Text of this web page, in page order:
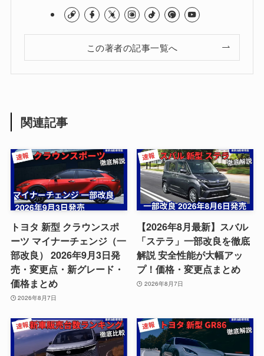
この著者の記事一覧へ
関連記事
トヨタ 新型 クラウンスポ
ーツ マイナーチェンジ（一
部改良） 2026年9月3日発
売・変更点・新グレード・
価格まとめ
2026年8月7日
【2026年8月最新】スバル
「ステラ」一部改良を徹底
解説 安全性能が大幅アッ
プ！価格・変更点まとめ
2026年8月7日